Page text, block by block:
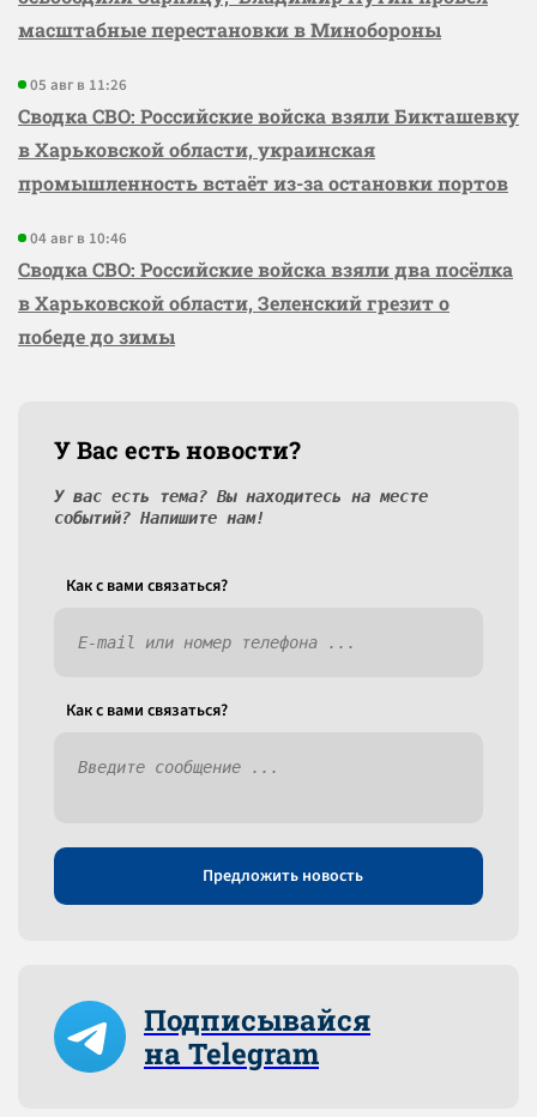
масштабные перестановки в Минобороны
05 авг в 11:26
Сводка СВО: Российские войска взяли Бикташевку
в Харьковской области, украинская
промышленность встаёт из-за остановки портов
04 авг в 10:46
Сводка СВО: Российские войска взяли два посёлка
в Харьковской области, Зеленский грезит о
победе до зимы
У Вас есть новости?
У вас есть тема? Вы находитесь на месте
событий? Напишите нам!
Как c вами связаться?
Как c вами связаться?
Предложить новость
Подписывайся
на Telegram